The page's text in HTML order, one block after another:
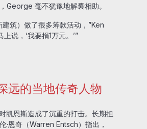
George 毫不犹豫地解囊相助。
建筑）做了很多筹款活动，”Ken
说，‘我要捐1万元。’”
远的当地传奇人物
凯恩斯造成了沉重的打击。长期担
·恩奇（Warren Entsch）指出，